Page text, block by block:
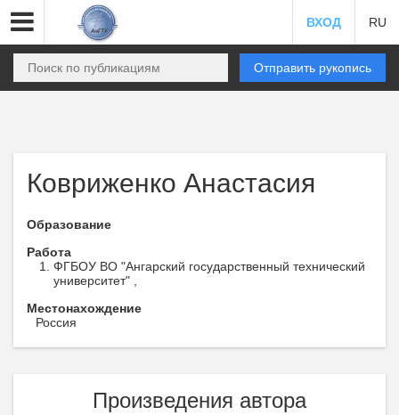
ВХОД RU
Отправить рукопись
Ковриженко Анастасия
Образование
Работа
ФГБОУ ВО "Ангарский государственный технический
университет" ,
Местонахождение
Россия
Произведения автора